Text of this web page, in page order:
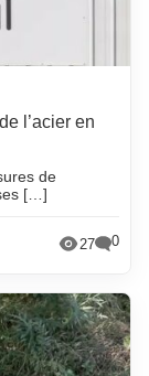
l’acier en
de
[…]
27 0